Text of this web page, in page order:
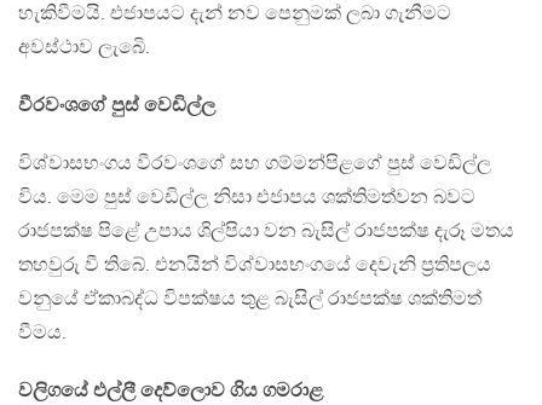
හැකිවීමයි. එජාපයට දැන් නව පෙනුමක් ලබා ගැනීමට
අවස්ථාව ලැබෙි.
වීරවංශගේ පුස් වෙඩිල්ල
විශ්වාසභංගය වීරවංශගේ සහ ගම්මන්පිළගේ පුස් වෙඩිල්ල
විය. මෙම පුස් වෙඩිල්ල නිසා එජාපය ශක්තිමත්වන බවට
රාජපක්ෂ පිළේ උපාය ශිල්පියා වන බැසිල් රාජපක්ෂ දැරූ මතය
තහවුරු වී තිබේ. එනයින් විශ්වාසභංගයේ දෙවැනි ප්‍රතිපලය
වනුයේ ඒකාබද්ධ විපක්ෂය තුළ බැසිල් රාජපක්ෂ ශක්තිමත්
වීමය.
වලිගයේ එල්ලී දෙව්ලොව ගිය ගමරාළ